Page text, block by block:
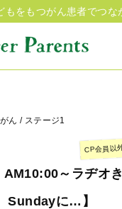
もをもつがん患者でつな
ん / ステージ1
AM10:00～ラヂ
に…】
CP会員以